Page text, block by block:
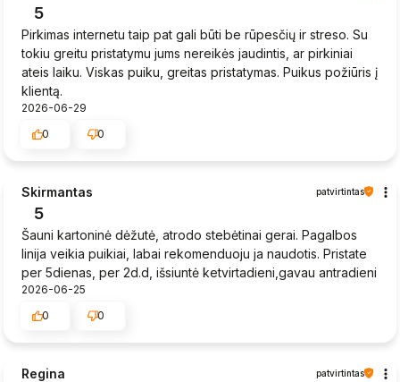
5
Pirkimas internetu taip pat gali būti be rūpesčių ir streso. Su
tokiu greitu pristatymu jums nereikės jaudintis, ar pirkiniai
ateis laiku. Viskas puiku, greitas pristatymas. Puikus požiūris į
klientą.
2026-06-29
0
0
Skirmantas patvirtintas
5
Šauni kartoninė dėžutė, atrodo stebėtinai gerai. Pagalbos
linija veikia puikiai, labai rekomenduoju ja naudotis. Pristate
per 5dienas, per 2d.d, išsiuntė ketvirtadieni,gavau antradieni
2026-06-25
0
0
Regina patvirtintas